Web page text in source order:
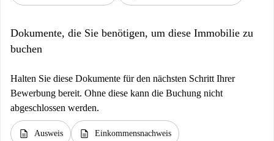
Dokumente, die Sie benötigen, um diese Immobilie zu
buchen
Halten Sie diese Dokumente für den nächsten Schritt Ihrer
Bewerbung bereit. Ohne diese kann die Buchung nicht
abgeschlossen werden.
description Ausweis description Einkommensnachweis